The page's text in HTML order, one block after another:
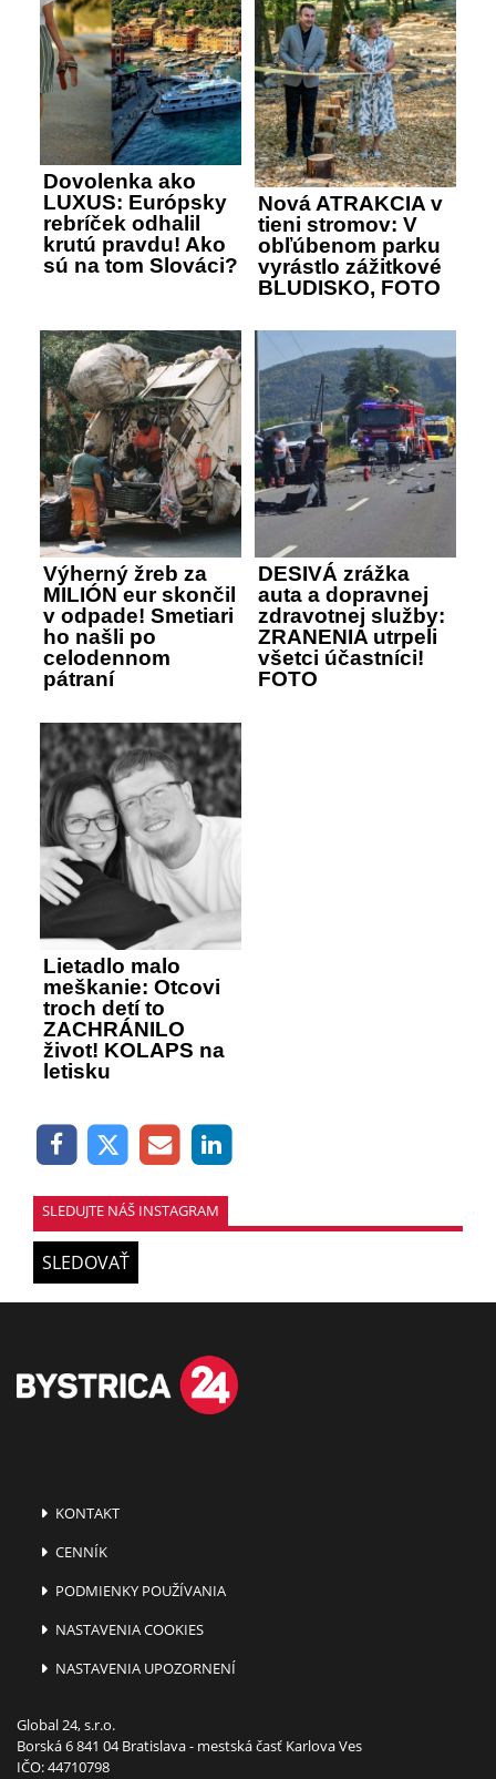
Dovolenka ako
LUXUS: Európsky
rebríček odhalil
krutú pravdu! Ako
sú na tom Slováci?
Nová ATRAKCIA v
tieni stromov: V
obľúbenom parku
vyrástlo zážitkové
BLUDISKO, FOTO
Výherný žreb za
MILIÓN eur skončil
v odpade! Smetiari
ho našli po
celodennom
pátraní
DESIVÁ zrážka
auta a dopravnej
zdravotnej služby:
ZRANENIA utrpeli
všetci účastníci!
FOTO
Lietadlo malo
meškanie: Otcovi
troch detí to
ZACHRÁNILO
život! KOLAPS na
letisku
SLEDUJTE NÁŠ INSTAGRAM
SLEDOVAŤ
KONTAKT
CENNÍK
PODMIENKY POUŽÍVANIA
NASTAVENIA COOKIES
NASTAVENIA UPOZORNENÍ
Global 24, s.r.o.
Borská 6 841 04 Bratislava - mestská časť Karlova Ves
IČO: 44710798